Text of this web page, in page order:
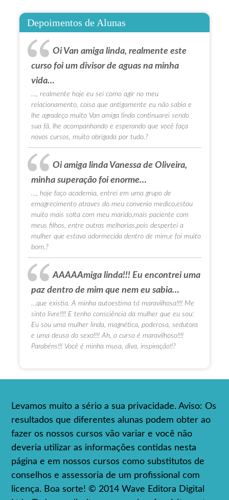
Depoimentos de Alunas
Oi Van amiga linda, realmente este
curso foi um divisor de aguas na minha
vida…
…, realmente hoje eu sei como agir no meu
relacionamento, coisa que antigamente eu não sabia e
lhe agradeço muito Van amiga linda continuarei sendo
sua fã, lhe acompanhando e esperando que você faça
novos cursos, muito obrigada por tudo.?
Oi amiga linda Vanessa de Oliveira,
minha superação foi enorme…
…, hoje faço academia, entrei em uma grupo de
emagrecimento atraves do meu convenio medico,estou
muito mais solta com meu marido,mais paciente com
meus filhos, entre outras melhorias,pois despertei a
mulher que estava adormecida dentro de mim,e foi muito
bom.?
AAAAAmiga linda!!! Eu encontrei uma
paz dentro de mim que nem eu sabia…
…que existia. A minha autoestima tá maravilhosa!!!! Me
sinto livre!!!! E tenho consciência da mulher que eu sou:
Eu sou uma mulher linda, magnética, poderosa, sedutora
e uma deusa do sexo!!!! Ah, o curso é maravilhoso!!!!
Parabéns!!! Você é minha musa, diva, inspiração!!?
Levamos muito a sério a sua privacidade. Aviso: Os
resultados que diferentes alunas podem obter ao
fazer os nossos cursos vão variar e você não
deveria utilizar as informações contidas nesta
página e em nossos cursos como substitutos de
conselhos e assessoria de um profissional com
licença. Boa sorte! © 2014 Wave Editora Digital